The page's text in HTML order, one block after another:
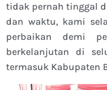
tidak pernah tinggal
dan waktu, kami
perbaikan demi
berkelanjutan di
termasuk Kabupaten